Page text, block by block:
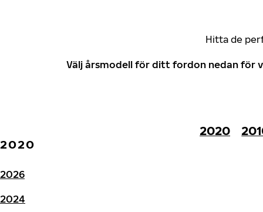
Hitta de
Välj årsmodell för ditt fordon nedan för
2020
2020
2026
2024